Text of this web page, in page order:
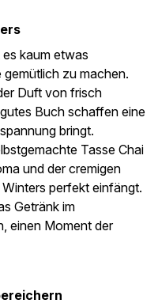
kaum etwas
zu machen.
Duft von frisch
Buch schaffen eine
bringt.
Tasse Chai
und der cremigen
perfekt einfängt.
Getränk im
einen Moment der